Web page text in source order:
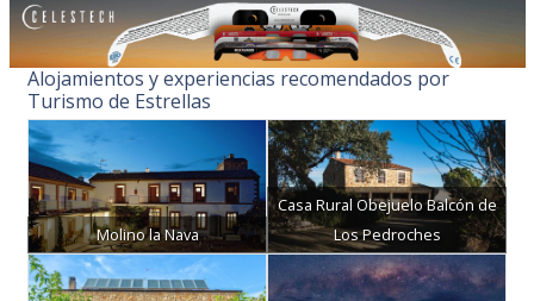
Alojamientos y experiencias recomendados por
Turismo de Estrellas
Molino la Nava
Casa Rural Obejuelo Balcón de
Los Pedroches